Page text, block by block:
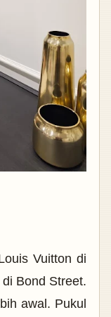
Vuitton di
Bond Street.
awal. Pukul